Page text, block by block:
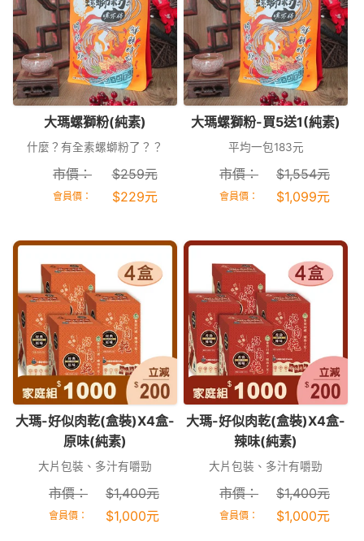
大瑪螺獅粉(純素)
什麼？有全素螺螄粉了？？
市價： $259元
會員價： $229元
大瑪螺獅粉-買5送1(純素)
平均一包183元
市價： $1,554元
會員價： $1,099元
大瑪-好似肉乾(盒裝)X4盒-
原味(純素)
大片包裝、多汁有嚼勁
市價： $1,400元
會員價： $1,000元
大瑪-好似肉乾(盒裝)X4盒-
辣味(純素)
大片包裝、多汁有嚼勁
市價： $1,400元
會員價： $1,000元